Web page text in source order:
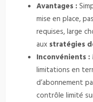
Avantages :
mise en place,
requises, large
aux stratégies
Inconvénients :
limitations en
d’abonnement
contrôle limité